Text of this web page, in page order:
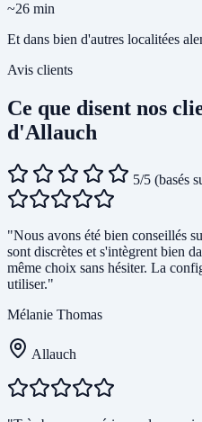
~26 min
Et dans bien d'autres localitées
Avis clients
Ce que disent nos
d'Allauch
5/5 (basés
"Nous avons été bien conseillés
sont discrètes et s'intègrent bien
même choix sans hésiter. La
utiliser."
Mélanie Thomas
Allauch